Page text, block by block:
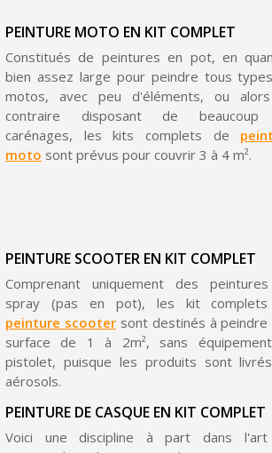
Votre devis en ligne en moins d'1
Partagez vos créations et obtenez des
Gagnez des points de fidélité à chaque
Livraison sous 24 h en
Retour produits sous 14 jours
Inscription à la newsletter : 5€ de
Livraison sous 24 h en France
Livraison offerte en France métropolitaine
Paiement en 4x sans frais dès 30€
Partagez vos créations et obtenez des
Gagnez des points de fidélité à chaque
PEINTURE MOTO EN KIT COMPLET
Constitués de peintures en pot, en
bien assez large pour peindre tous
motos, avec peu d'éléments, ou
contraire disposant de
carénages, les kits complets de
moto sont prévus pour couvrir 3 à 4 m².
PEINTURE SCOOTER EN KIT COMPLET
Comprenant uniquement des
spray (pas en pot), les kit
peinture scootersont destinés à peindre
surface de 1 à 2m², sans
pistolet, puisque les produits sont
aérosols.
PEINTURE DE CASQUE EN KIT COMPLET
Voici une discipline à part dans